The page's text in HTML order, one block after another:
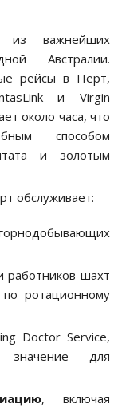
из важнейших
Австралии.
рейсы в Перт,
и Virgin
около часа, что
способом
и золотым
обслуживает:
шахт
ротационному
Doctor Service,
для
, включая